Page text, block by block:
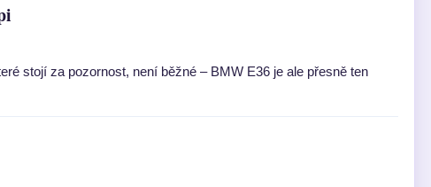
stojí za pozornost, není běžné – BMW E36 je ale přesně ten